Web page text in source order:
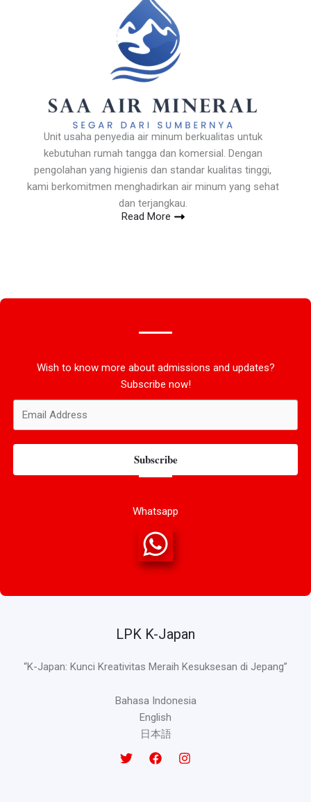
Unit usaha penyedia air minum berkualitas untuk
kebutuhan rumah tangga dan komersial. Dengan
pengolahan yang higienis dan standar kualitas tinggi,
kami berkomitmen menghadirkan air minum yang sehat
dan terjangkau.
Read More
Wish to know more about admissions and updates?
Subscribe now!
Subscribe
Whatsapp
LPK K-Japan
“K-Japan: Kunci Kreativitas Meraih Kesuksesan di Jepang”
Bahasa Indonesia
English
日本語